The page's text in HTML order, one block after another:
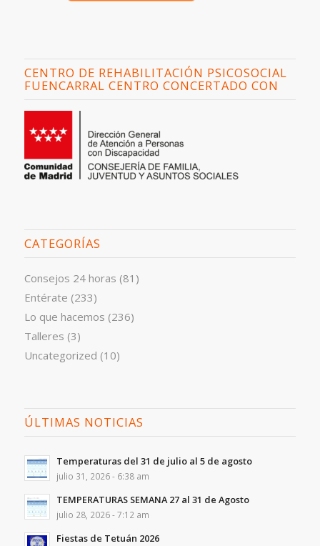
CENTRO DE REHABILITACIÓN PSICOSOCIAL
FUENCARRAL CENTRO CONCERTADO CON
CATEGORÍAS
Consejos 24 horas (81)
Entérate (233)
Lo que hacemos (236)
Talleres (3)
Uncategorized (10)
ÚLTIMAS NOTICIAS
Temperaturas del 31 de julio al 5 de agosto
julio 31, 2026 - 6:38 am
TEMPERATURAS SEMANA 27 al 31 de Agosto
julio 28, 2026 - 7:12 am
Fiestas de Tetuán 2026